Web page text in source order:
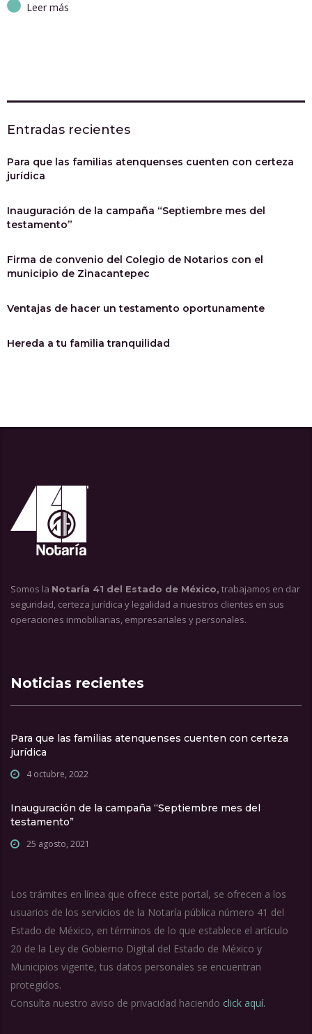
Leer más
Entradas recientes
Para que las familias atenquenses cuenten con certeza
jurídica
Inauguración de la campaña “Septiembre mes del
testamento”
Firma de convenio del Colegio de Notarios con el
municipio de Zinacantepec
Ventajas de hacer un testamento oportunamente
Hereda a tu familia tranquilidad
Somos la Notaría 41 del Estado de México, trabajamos en dar
seguridad, certeza jurídica y legalidad a nuestros clientes en sus
operaciones inmobiliarias, empresariales y personales.
Noticias recientes
Para que las familias atenquenses cuenten con certeza
jurídica
4 octubre, 2022
Inauguración de la campaña “Septiembre mes del
testamento”
25 agosto, 2021
Los trámites en línea que ofrece este portal, se ofrecen a los
usuarios de los servicios de la Notaría pública número 41 del
Estado de México, en términos de lo que establece el artículo
20 de la Ley de Gobierno Digital del Estado de México y
Municipios vigente, tus datos personales se encuentran
protegidos.
Consulta nuestro aviso de privacidad haciendo click aquí.